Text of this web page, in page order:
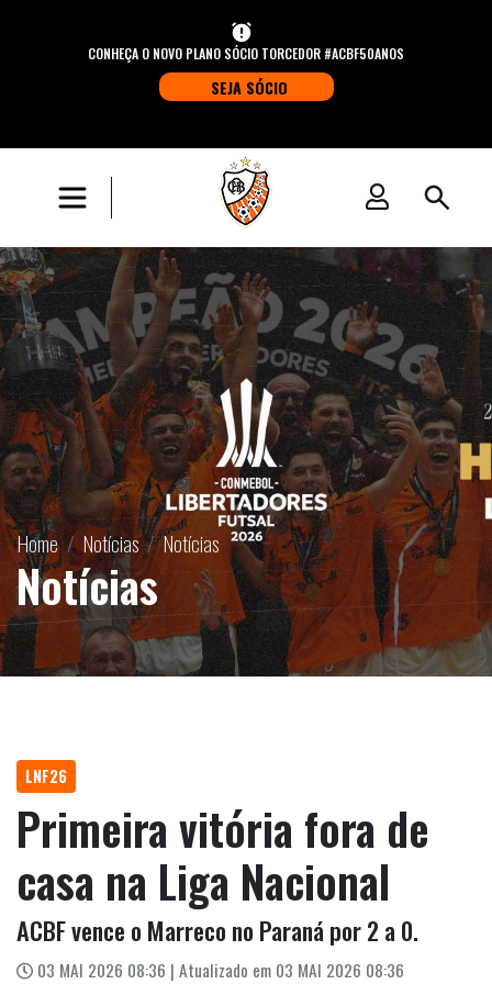
CONHEÇA O NOVO PLANO SÓCIO TORCEDOR #ACBF50ANOS
SEJA SÓCIO
Home Notícias Notícias
Notícias
LNF26
Primeira vitória fora de
casa na Liga Nacional
ACBF vence o Marreco no Paraná por 2 a 0.
03 MAI 2026 08:36 | Atualizado em 03 MAI 2026 08:36